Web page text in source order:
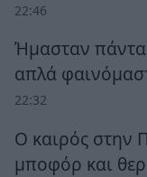
22:46
Ήμασταν
απλά
22:32
Ο καιρός στην
μποφόρ και